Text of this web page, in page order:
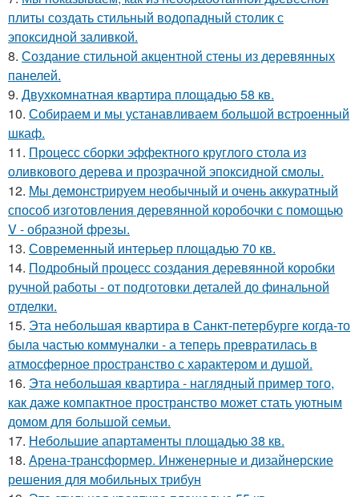
плиты создать стильный водопадный столик с
эпоксидной заливкой.
8. Создание стильной акцентной стены из деревянных
панелей.
9. Двухкомнатная квартира площадью 58 кв.
10. Собираем и мы устанавливаем большой встроенный
шкаф.
11. Процесс сборки эффектного круглого стола из
оливкового дерева и прозрачной эпоксидной смолы.
12. Мы демонстрируем необычный и очень аккуратный
способ изготовления деревянной коробочки с помощью
V - образной фрезы.
13. Современный интерьер площадью 70 кв.
14. Подробный процесс создания деревянной коробки
ручной работы - от подготовки деталей до финальной
отделки.
15. Эта небольшая квартира в Санкт-петербурге когда-то
была частью коммуналки - а теперь превратилась в
атмосферное пространство с характером и душой.
16. Эта небольшая квартира - наглядный пример того,
как даже компактное пространство может стать уютным
домом для большой семьи.
17. Небольшие апартаменты площадью 38 кв.
18. Арена-трансформер. Инженерные и дизайнерские
решения для мобильных трибун